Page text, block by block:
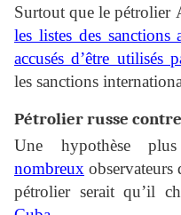
Surtout que le
les listes des sanctions
accusés d’être utilisés
les sanctions
Pétrolier russe
Une hypothèse
nombreux
pétrolier serait qu’il